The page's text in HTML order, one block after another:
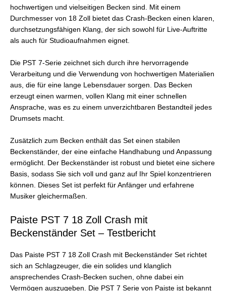
hochwertigen und vielseitigen Becken sind. Mit einem
Durchmesser von 18 Zoll bietet das Crash-Becken einen klaren,
durchsetzungsfähigen Klang, der sich sowohl für Live-Auftritte
als auch für Studioaufnahmen eignet.
Die PST 7-Serie zeichnet sich durch ihre hervorragende
Verarbeitung und die Verwendung von hochwertigen Materialien
aus, die für eine lange Lebensdauer sorgen. Das Becken
erzeugt einen warmen, vollen Klang mit einer schnellen
Ansprache, was es zu einem unverzichtbaren Bestandteil jedes
Drumsets macht.
Zusätzlich zum Becken enthält das Set einen stabilen
Beckenständer, der eine einfache Handhabung und Anpassung
ermöglicht. Der Beckenständer ist robust und bietet eine sichere
Basis, sodass Sie sich voll und ganz auf Ihr Spiel konzentrieren
können. Dieses Set ist perfekt für Anfänger und erfahrene
Musiker gleichermaßen.
Paiste PST 7 18 Zoll Crash mit
Beckenständer Set – Testbericht
Das Paiste PST 7 18 Zoll Crash mit Beckenständer Set richtet
sich an Schlagzeuger, die ein solides und klanglich
ansprechendes Crash-Becken suchen, ohne dabei ein
Vermögen auszugeben. Die PST 7 Serie von Paiste ist bekannt